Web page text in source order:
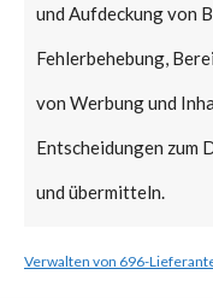
und Aufdeckung von
Fehlerbehebung,
von Werbung und
Entscheidungen zum
und übermitteln.
Verwalten von 696-
What is the
At the time
no patch
released
actively